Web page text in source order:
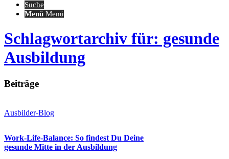
Suche
Menü Menü
Schlagwortarchiv für: gesunde
Ausbildung
Beiträge
Ausbilder-Blog
Work-Life-Balance: So findest Du Deine
gesunde Mitte in der Ausbildung